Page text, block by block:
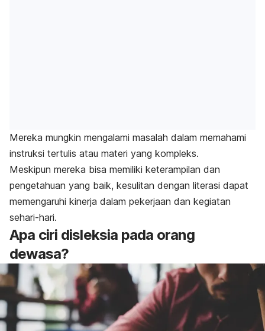
Mereka mungkin mengalami masalah dalam memahami
instruksi tertulis atau materi yang kompleks.
Meskipun mereka bisa memiliki keterampilan dan
pengetahuan yang baik, kesulitan dengan literasi dapat
memengaruhi kinerja dalam pekerjaan dan kegiatan
sehari-hari.
Apa ciri disleksia pada orang
dewasa?